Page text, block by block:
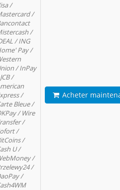
/
/
/
/ ING
Pay /
/ InPay
/
/
Bleue /
/ Wire
/
/
/
U /
/
/
/
Acheter